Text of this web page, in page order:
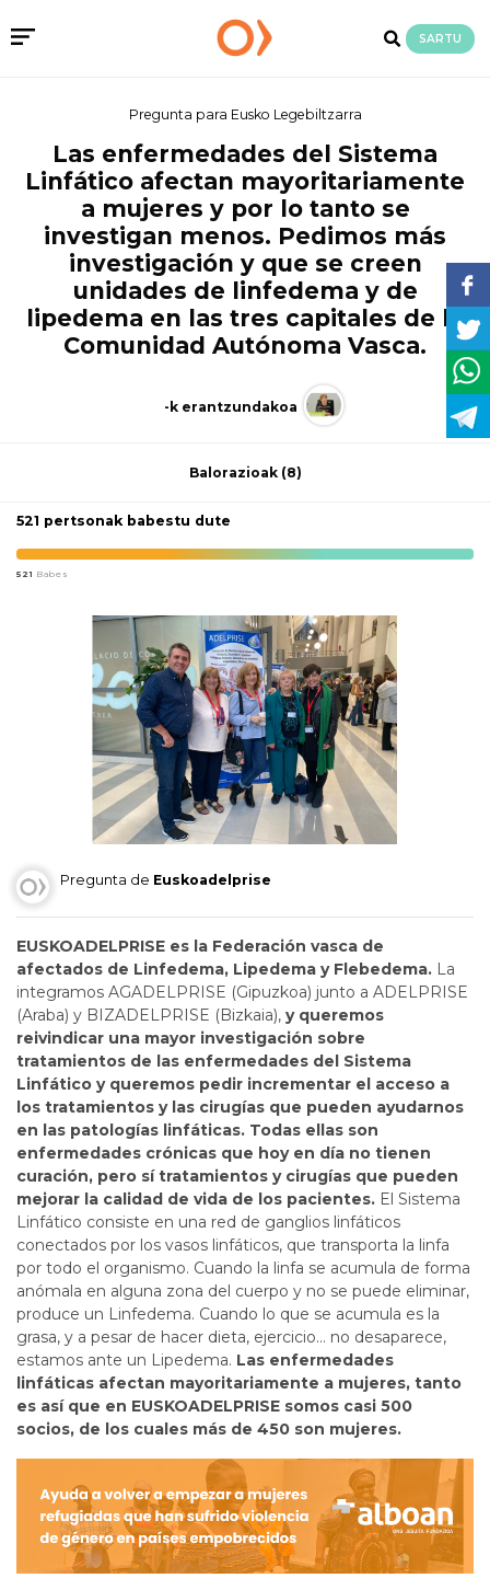
SARTU
Pregunta para Eusko Legebiltzarra
Las enfermedades del Sistema
Linfático afectan mayoritariamente
a mujeres y por lo tanto se
investigan menos. Pedimos más
investigación y que se creen
unidades de linfedema y de
lipedema en las tres capitales de la
Comunidad Autónoma Vasca.
-k erantzundakoa
Balorazioak (8)
521 pertsonak babestu dute
521 Babes
Pregunta de Euskoadelprise
EUSKOADELPRISE es la Federación vasca de
afectados de Linfedema, Lipedema y Flebedema. La
integramos AGADELPRISE (Gipuzkoa) junto a ADELPRISE
(Araba) y BIZADELPRISE (Bizkaia), y queremos
reivindicar una mayor investigación sobre
tratamientos de las enfermedades del Sistema
Linfático y queremos pedir incrementar el acceso a
los tratamientos y las cirugías que pueden ayudarnos
en las patologías linfáticas. Todas ellas son
enfermedades crónicas que hoy en día no tienen
curación, pero sí tratamientos y cirugías que pueden
mejorar la calidad de vida de los pacientes. El Sistema
Linfático consiste en una red de ganglios linfáticos
conectados por los vasos linfáticos, que transporta la linfa
por todo el organismo. Cuando la linfa se acumula de forma
anómala en alguna zona del cuerpo y no se puede eliminar,
produce un Linfedema. Cuando lo que se acumula es la
grasa, y a pesar de hacer dieta, ejercicio... no desaparece,
estamos ante un Lipedema. Las enfermedades
linfáticas afectan mayoritariamente a mujeres, tanto
es así que en EUSKOADELPRISE somos casi 500
socios, de los cuales más de 450 son mujeres.